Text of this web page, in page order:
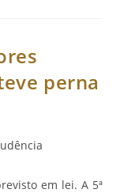
perna
em lei. A 5ª